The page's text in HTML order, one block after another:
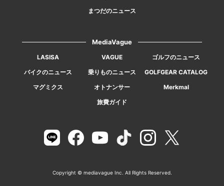
まつだのニュース
MediaVague
LASISA VAGUE
ゴルフのニュース
バイクのニュース
乗りものニュース
GOLFGEAR CATALOG
マグミクス
オトナンサー
Merkmal
旅費ガイド
Copyright © mediavague Inc. All Rights Reserved.